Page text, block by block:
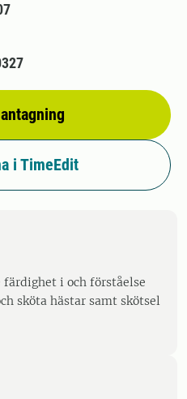
i TimeEdit
i och förståelse
sköta hästar samt skötsel